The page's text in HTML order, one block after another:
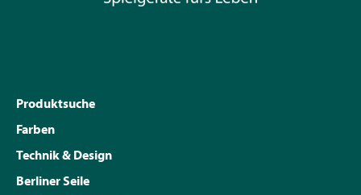
Produktsuche
Farben
Technik & Design
Berliner Seile